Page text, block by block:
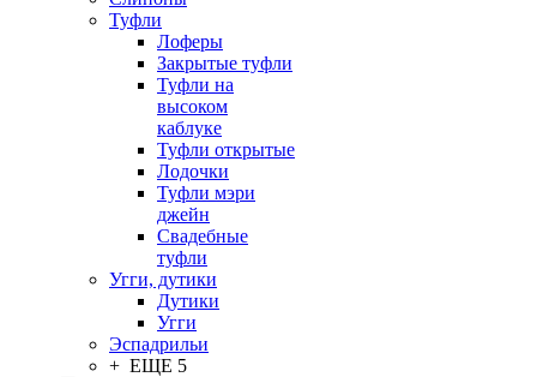
Туфли
Лоферы
Закрытые туфли
Туфли на
высоком
каблуке
Туфли открытые
Лодочки
Туфли мэри
джейн
Свадебные
туфли
Угги, дутики
Дутики
Угги
Эспадрильи
+ ЕЩЕ 5